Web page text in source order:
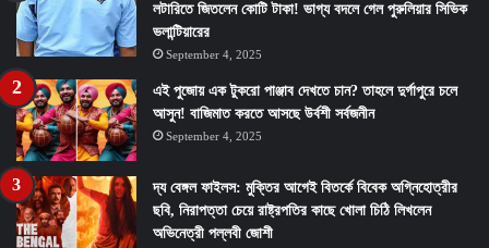
লটারিতে জিতলেন কোটি টাকা! ভাগ্য বদলে গেল পুরুলিয়ার সিভিক
ভলান্টিয়ারের
September 4, 2025
এই পুজোয় এক টুকরো পাঞ্জাব দেখতে চান? তাহলে দুর্গাপুরে চলে
আসুন! বাজিমাত করতে আসছে উর্বশী সর্বজনীন
September 4, 2025
দ্য বেঙ্গল ফাইলস: মুক্তির আগেই বিতর্কে বিবেক অগ্নিহোত্রীর
ছবি, নিরাপত্তা চেয়ে রাষ্ট্রপতির কাছে খোলা চিঠি লিখলেন
অভিনেত্রী পল্লবী জোশী